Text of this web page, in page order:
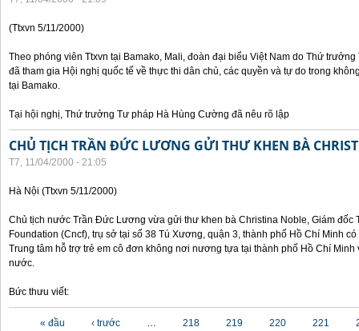
(Ttxvn 5/11/2000)
Theo phóng viên Ttxvn tại Bamako, Mali, đoàn đại biểu Việt Nam do Thứ
đã tham gia Hội nghị quốc tế về thực thi dân chủ, các quyền và tự do trong
tại Bamako.
Tại hội nghị, Thứ trưởng Tư pháp Hà Hùng Cường đã nêu rõ lập
CHỦ TỊCH TRẦN ĐỨC LƯƠNG GỬI THƯ KHEN BÀ
T7, 11/04/2000 - 21:05
Hà Nội (Ttxvn 5/11/2000)
Chủ tịch nước Trần Đức Lương vừa gửi thư khen bà Christina Noble, Giám đốc
Foundation (Cncf), trụ sở tại số 38 Tú Xương, quận 3, thành phố Hồ Chí Minh
Trung tâm hỗ trợ trẻ em cô đơn không nơi nương tựa tại thành phố Hồ Chí Minh
nước.
Bức thưu viết:
« đầu ‹ trước … 218 219 220 221